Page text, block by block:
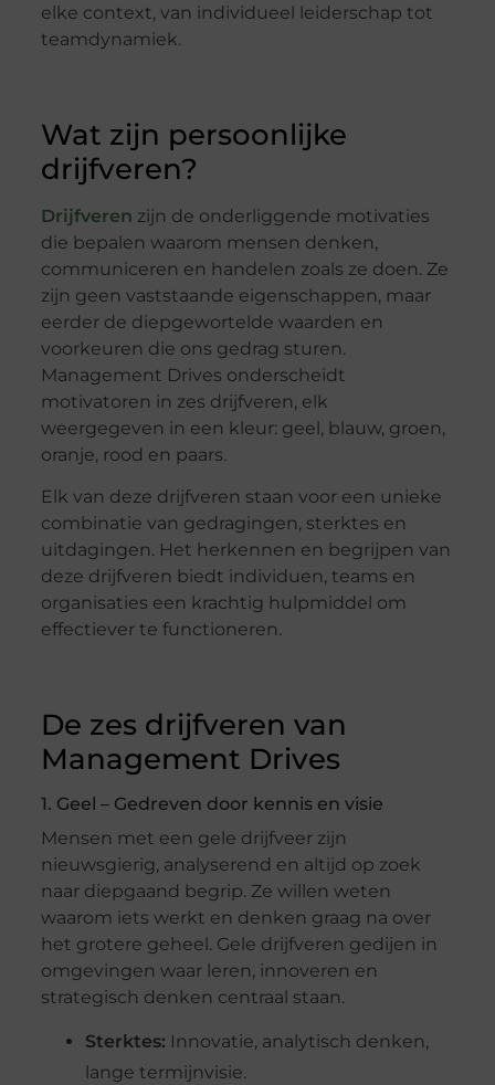
elke context, van individueel leiderschap tot
teamdynamiek.
Wat zijn persoonlijke
drijfveren?
Drijfveren zijn de onderliggende motivaties
die bepalen waarom mensen denken,
communiceren en handelen zoals ze doen. Ze
zijn geen vaststaande eigenschappen, maar
eerder de diepgewortelde waarden en
voorkeuren die ons gedrag sturen.
Management Drives onderscheidt
motivatoren in zes drijfveren, elk
weergegeven in een kleur: geel, blauw, groen,
oranje, rood en paars.
Elk van deze drijfveren staan voor een unieke
combinatie van gedragingen, sterktes en
uitdagingen. Het herkennen en begrijpen van
deze drijfveren biedt individuen, teams en
organisaties een krachtig hulpmiddel om
effectiever te functioneren.
De zes drijfveren van
Management Drives
1. Geel – Gedreven door kennis en visie
Mensen met een gele drijfveer zijn
nieuwsgierig, analyserend en altijd op zoek
naar diepgaand begrip. Ze willen weten
waarom iets werkt en denken graag na over
het grotere geheel. Gele drijfveren gedijen in
omgevingen waar leren, innoveren en
strategisch denken centraal staan.
Sterktes: Innovatie, analytisch denken,
lange termijnvisie.